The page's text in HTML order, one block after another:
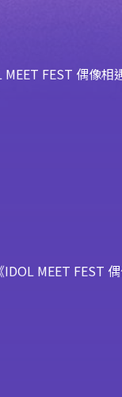
FEST 偶
MEET